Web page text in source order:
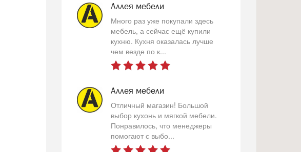
Аллея мебели
Много раз уже покупали здесь
мебель, а сейчас ещё купили
кухню. Кухня оказалась лучше
чем везде по к...
Аллея мебели
Отличный магазин! Большой
выбор кухонь и мягкой мебели.
Понравилось, что менеджеры
помогают с выбо...